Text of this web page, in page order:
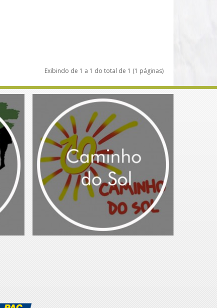
Exibindo de 1 a 1 do total de 1 (1 páginas)